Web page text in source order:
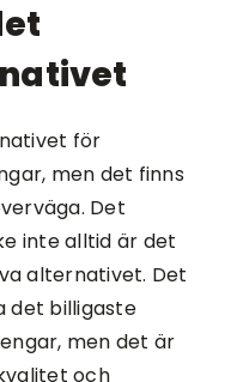
för
men det finns
Det
inte alltid är det
alternativet. Det
det billigaste
men det är
och